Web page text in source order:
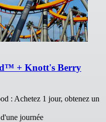
+ Knott's Berry
: Achetez 1 jour, obtenez un
journée